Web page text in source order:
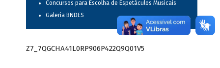
Concursos para Escolha de Espetáculos Musicais
Galeria BNDES
Z7_7QGCHA41L0RP906P422Q9Q01V5